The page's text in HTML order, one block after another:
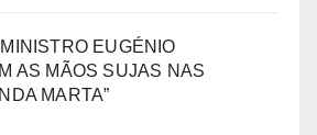
EUGÉNIO
AS MÃOS SUJAS NAS
MARTA”